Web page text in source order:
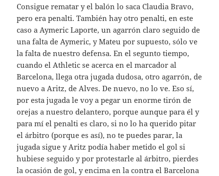
Consigue rematar y el balón lo saca Claudia Bravo,
pero era penalti. También hay otro penalti, en este
caso a Aymeric Laporte, un agarrón claro seguido de
una falta de Aymeric, y Mateu por supuesto, sólo ve
la falta de nuestro defensa. En el segunto tiempo,
cuando el Athletic se acerca en el marcador al
Barcelona, llega otra jugada dudosa, otro agarrón, de
nuevo a Aritz, de Alves. De nuevo, no lo ve. Eso sí,
por esta jugada le voy a pegar un enorme tirón de
orejas a nuestro delantero, porque aunque para él y
para mí el penalti es claro, si no lo ha querido pitar
el árbitro (porque es así), no te puedes parar, la
jugada sigue y Aritz podía haber metido el gol si
hubiese seguido y por protestarle al árbitro, pierdes
la ocasión de gol, y encima en la contra el Barcelona